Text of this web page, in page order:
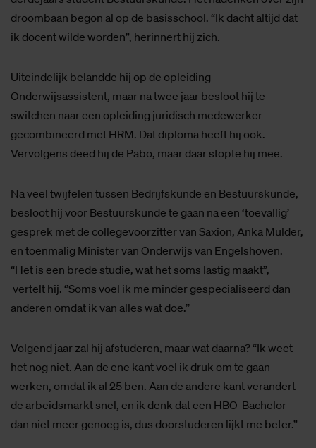
droombaan begon al op de basisschool. “Ik dacht altijd dat
ik docent wilde worden”, herinnert hij zich.
Uiteindelijk belandde hij op de opleiding
Onderwijsassistent, maar na twee jaar besloot hij te
switchen naar een opleiding juridisch medewerker
gecombineerd met HRM. Dat diploma heeft hij ook.
Vervolgens deed hij de Pabo, maar daar stopte hij mee.
Na veel twijfelen tussen Bedrijfskunde en Bestuurskunde,
besloot hij voor Bestuurskunde te gaan na een ‘toevallig’
gesprek met de collegevoorzitter van Saxion, Anka Mulder,
en toenmalig Minister van Onderwijs van Engelshoven.
“Het is een brede studie, wat het soms lastig maakt”,
vertelt hij. ‘’Soms voel ik me minder gespecialiseerd dan
anderen omdat ik van alles wat doe.’’
Volgend jaar zal hij afstuderen, maar wat daarna? “Ik weet
het nog niet. Aan de ene kant voel ik druk om te gaan
werken, omdat ik al 25 ben. Aan de andere kant verandert
de arbeidsmarkt snel, en ik denk dat een HBO-Bachelor
dan niet meer genoeg is, dus doorstuderen lijkt me beter.”